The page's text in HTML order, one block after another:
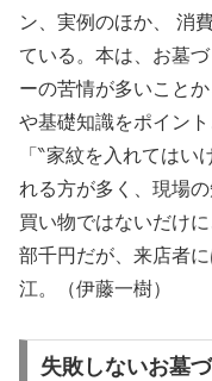
ン、実例のほか、 消
ている。本は、お墓
ーの苦情が多いこと
や基礎知識をポイン
「‶家紋を入れてはい
れる方が多く、現場
買い物ではないだけ
部千円だが、来店者
江。（伊藤一樹）
失敗しないお墓